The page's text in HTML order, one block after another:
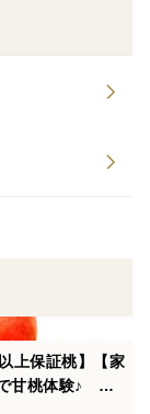
イントに着目
むとても地力
な分、普通に
無い味わいに
上保証桃】【家
甘桃体験♪ 約6